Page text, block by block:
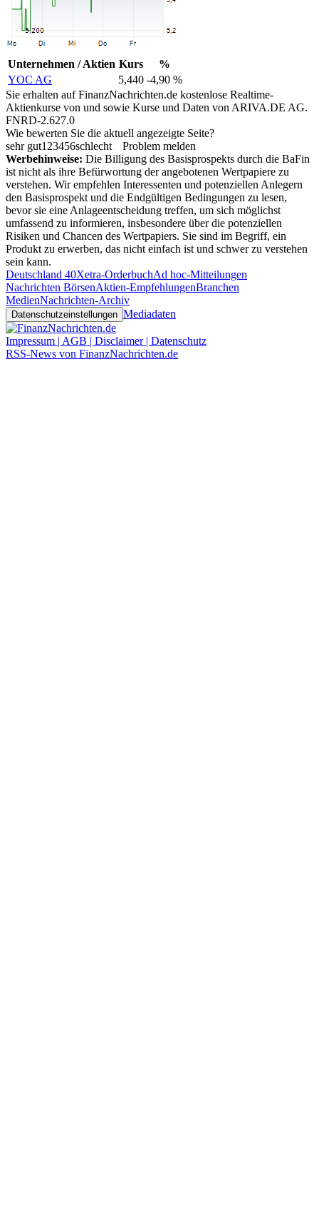
Unternehmen / Aktien Kurs
%
YOC AG
5,440 -4,90 %
Sie erhalten auf FinanzNachrichten.de kostenlose Realtime-
Aktienkurse von und sowie Kurse und Daten von ARIVA.DE AG.
FNRD-2.627.0
Wie bewerten Sie die aktuell angezeigte Seite?
sehr gut1 23456schlecht
Problem melden
Werbehinweise: Die Billigung des Basisprospekts durch die BaFin
ist nicht als ihre Befürwortung der angebotenen Wertpapiere zu
verstehen. Wir empfehlen Interessenten und potenziellen Anlegern
den Basisprospekt und die Endgültigen Bedingungen zu lesen,
bevor sie eine Anlageentscheidung treffen, um sich möglichst
umfassend zu informieren, insbesondere über die potenziellen
Risiken und Chancen des Wertpapiers. Sie sind im Begriff, ein
Produkt zu erwerben, das nicht einfach ist und schwer zu verstehen
sein kann.
Deutschland 40Xetra-OrderbuchAd hoc-Mitteilungen
Nachrichten BörsenAktien-EmpfehlungenBranchen
MedienNachrichten-Archiv
Datenschutzeinstellungen Mediadaten
Impressum | AGB | Disclaimer | Datenschutz
RSS-News von FinanzNachrichten.de